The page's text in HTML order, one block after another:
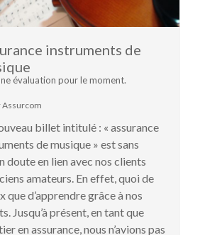
instruments de
évaluation pour le moment.
Assurcom
billet intitulé : « assurance
de musique » est sans
doute en lien avec nos clients
amateurs. En effet, quoi de
que d’apprendre grâce à nos
Jusqu’à présent, en tant que
en assurance, nous n’avions pas